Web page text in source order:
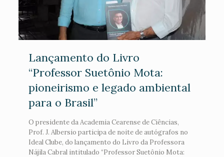
Lançamento do Livro
“Professor Suetônio Mota:
pioneirismo e legado ambiental
para o Brasil”
O presidente da Academia Cearense de Ciências,
Prof. J. Albersio participa de noite de autógrafos no
Ideal Clube, do lançamento do Livro da Professora
Nájila Cabral intitulado “Professor Suetônio Mota: